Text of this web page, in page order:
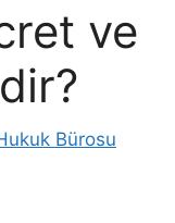
ve
Bürosu